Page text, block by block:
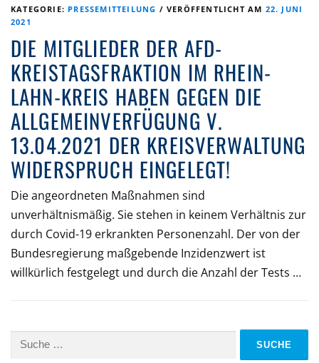
KATEGORIE: PRESSEMITTEILUNG /VERÖFFENTLICHT AM 22. JUNI
2021
DIE MITGLIEDER DER AFD-
KREISTAGSFRAKTION IM RHEIN-
LAHN-KREIS HABEN GEGEN DIE
ALLGEMEINVERFÜGUNG V.
13.04.2021 DER KREISVERWALTUNG
WIDERSPRUCH EINGELEGT!
Die angeordneten Maßnahmen sind
unverhältnismäßig. Sie stehen in keinem Verhältnis zur
durch Covid-19 erkrankten Personenzahl. Der von der
Bundesregierung maßgebende Inzidenzwert ist
willkürlich festgelegt und durch die Anzahl der Tests …
Suche